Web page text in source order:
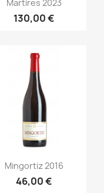
Martires 2023
130,00 €
Aperçu rapide
Mingortiz 2016
46,00 €